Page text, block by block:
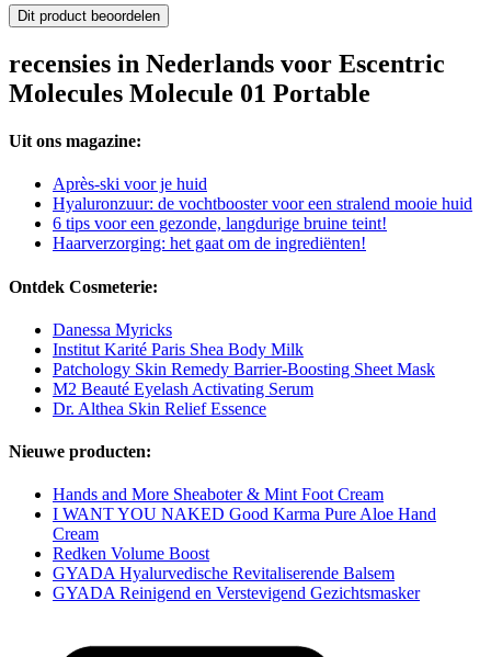
Dit product beoordelen
recensies in Nederlands voor Escentric
Molecules Molecule 01 Portable
Uit ons magazine:
Après-ski voor je huid
Hyaluronzuur: de vochtbooster voor een stralend mooie huid
6 tips voor een gezonde, langdurige bruine teint!
Haarverzorging: het gaat om de ingrediënten!
Ontdek Cosmeterie:
Danessa Myricks
Institut Karité Paris Shea Body Milk
Patchology Skin Remedy Barrier-Boosting Sheet Mask
M2 Beauté Eyelash Activating Serum
Dr. Althea Skin Relief Essence
Nieuwe producten:
Hands and More Sheaboter & Mint Foot Cream
I WANT YOU NAKED Good Karma Pure Aloe Hand
Cream
Redken Volume Boost
GYADA Hyalurvedische Revitaliserende Balsem
GYADA Reinigend en Verstevigend Gezichtsmasker